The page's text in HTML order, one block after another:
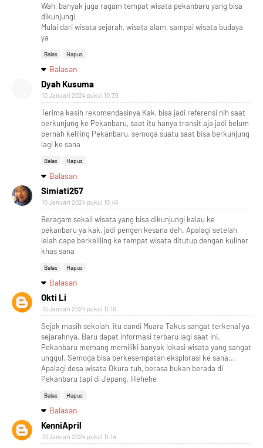
Wah, banyak juga ragam tempat wisata pekanbaru yang bisa
dikunjungi
Mulai dari wisata sejarah, wisata alam, sampai wisata budaya
ya
Balas Hapus
Balasan
Dyah Kusuma
10 Januari 2024 pukul 10.39
Terima kasih rekomendasinya Kak, bisa jadi referensi nih saat
berkunjung ke Pekanbaru, saat itu hanya transit aja jadi belum
pernah keliling Pekanbaru, semoga suatu saat bisa berkunjung
lagi ke sana
Balas Hapus
Balasan
Simiati257
10 Januari 2024 pukul 10.46
Beragam sekali wisata yang bisa dikunjungi kalau ke
pekanbaru ya kak, jadi pengen kesana deh. Apalagi setelah
lelah cape berkeliling ke tempat wisata ditutup dengan kuliner
khas sana
Balas Hapus
Balasan
Okti Li
10 Januari 2024 pukul 11.10
Sejak masih sekolah, itu candi Muara Takus sangat terkenal ya
sejarahnya. Baru dapat informasi terbaru lagi saat ini.
Pekanbaru memang memiliki banyak lokasi wisata yang sangat
unggul. Semoga bisa berkesempatan eksplorasi ke sana...
Apalagi desa wisata Okura tuh, berasa bukan berada di
Pekanbaru tapi di Jepang. Hehehe
Balas Hapus
Balasan
KenniApril
10 Januari 2024 pukul 11.14